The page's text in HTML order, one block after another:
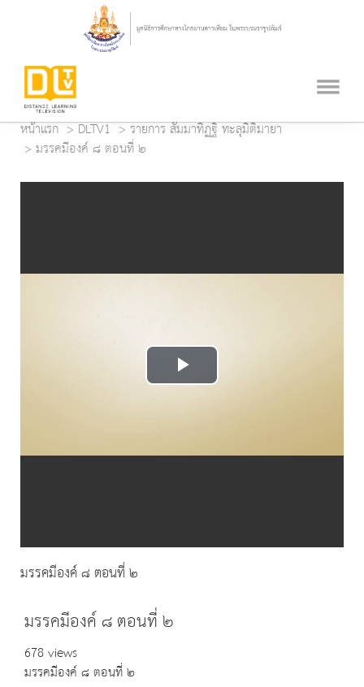
หน้าแรก DLTV1
รายการ สัมมาทิฏฐิ ทะลุมิติมายา
มรรคมีองค์ ๘ ตอนที่ ๒
Play
มรรคมีองค์ ๘ ตอนที่ ๒
มรรคมีองค์ ๘ ตอนที่ ๒
678 views
มรรคมีองค์ ๘ ตอนที่ ๒